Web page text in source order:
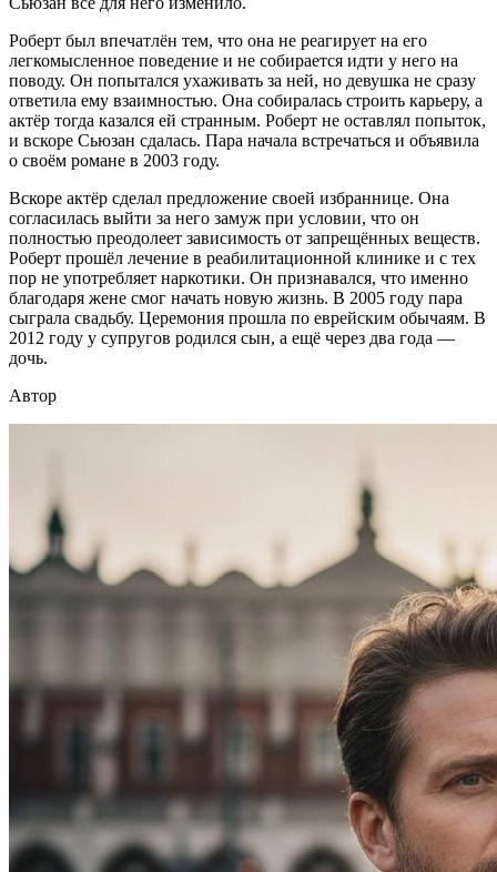
Роберт был впечатлён тем, что она не реагирует на его
легкомысленное поведение и не собирается идти у него на
поводу. Он попытался ухаживать за ней, но девушка не сразу
ответила ему взаимностью. Она собиралась строить карьеру, а
актёр тогда казался ей странным. Роберт не оставлял попыток,
и вскоре Сьюзан сдалась. Пара начала встречаться и объявила
о своём романе в 2003 году.
Вскоре актёр сделал предложение своей избраннице. Она
согласилась выйти за него замуж при условии, что он
полностью преодолеет зависимость от запрещённых веществ.
Роберт прошёл лечение в реабилитационной клинике и с тех
пор не употребляет наркотики. Он признавался, что именно
благодаря жене смог начать новую жизнь. В 2005 году пара
сыграла свадьбу. Церемония прошла по еврейским обычаям. В
2012 году у супругов родился сын, а ещё через два года —
дочь.
Автор